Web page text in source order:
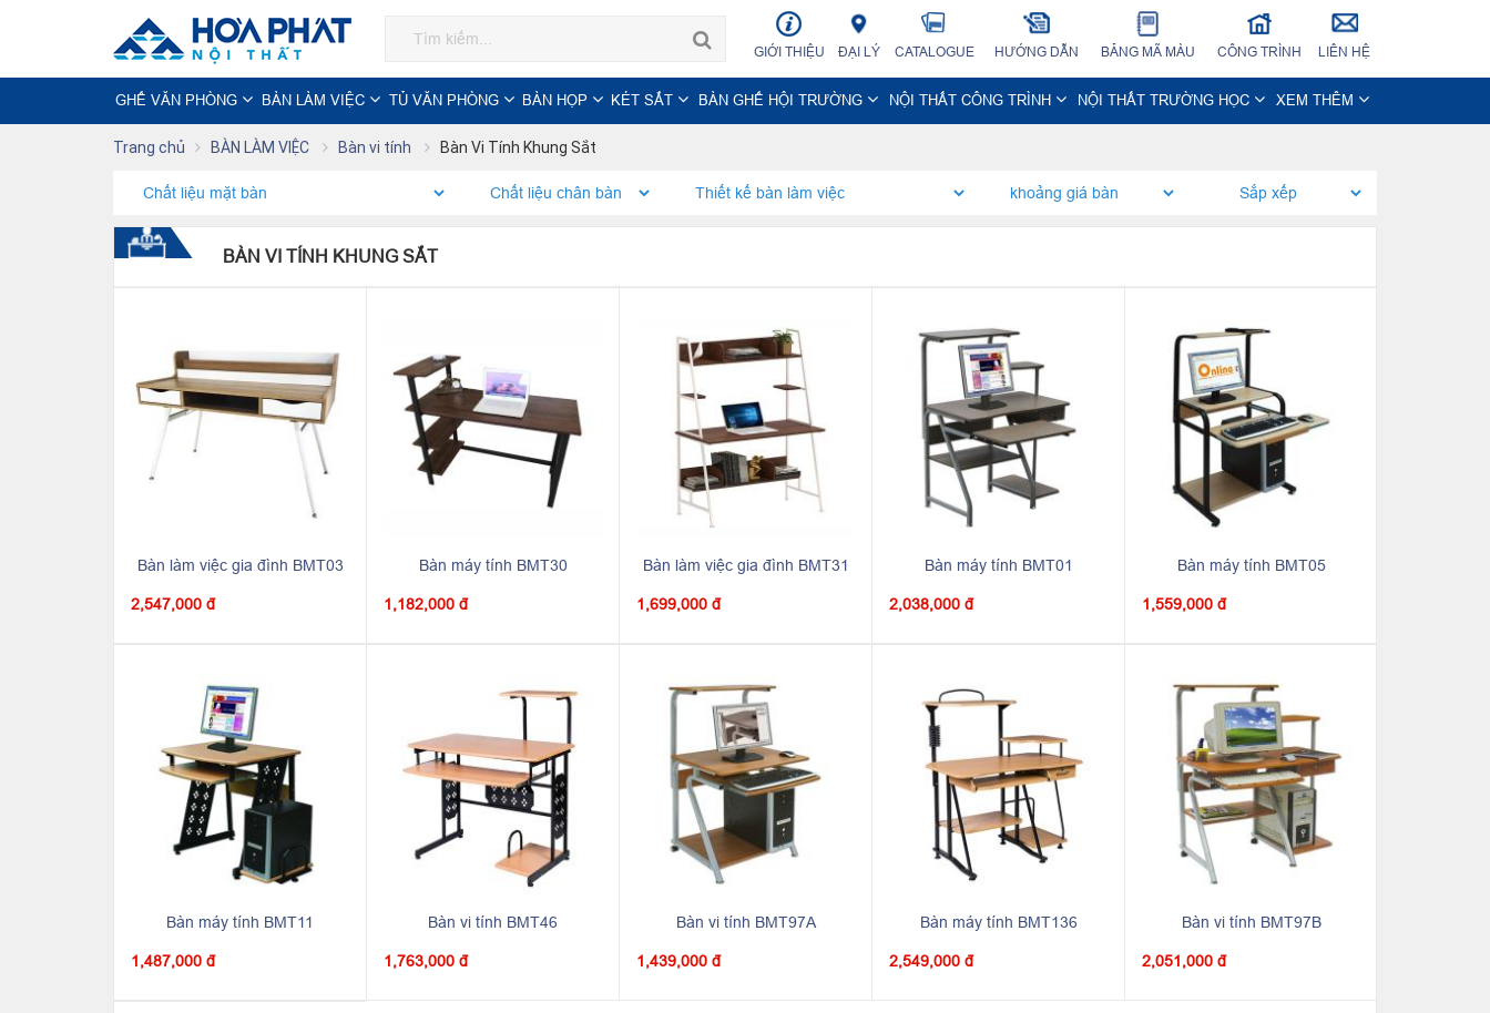
GIỚI THIỆU ĐẠI LÝ CATALOGUE HƯỚNG DẪN BẢNG MÃ MÀU CÔNG TRÌNH LIÊN HỆ
GHẾ VĂN PHÒNG BÀN LÀM VIỆC TỦ VĂN PHÒNG BÀN HỌP KÉT SẮT BÀN GHẾ HỘI TRƯỜNG NỘI THẤT CÔNG TRÌNH NỘI THẤT TRƯỜNG HỌC XEM THÊM
Trang chủ BÀN LÀM VIỆC Bàn vi tính Bàn Vi Tính Khung Sắt
BÀN VI TÍNH KHUNG SẮT
Bàn làm việc gia đình BMT03
2,547,000 đ
Bàn máy tính BMT30
1,182,000 đ
Bàn làm việc gia đình BMT31
1,699,000 đ
Bàn máy tính BMT01
2,038,000 đ
Bàn máy tính BMT05
1,559,000 đ
Bàn máy tính BMT11
1,487,000 đ
Bàn vi tính BMT46
1,763,000 đ
Bàn vi tính BMT97A
1,439,000 đ
Bàn máy tính BMT136
2,549,000 đ
Bàn vi tính BMT97B
2,051,000 đ